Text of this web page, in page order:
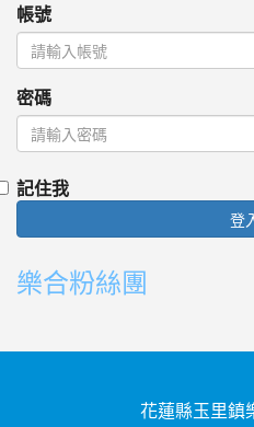
帳號
密碼
記住我
登
樂合粉絲團
花蓮縣玉里鎮